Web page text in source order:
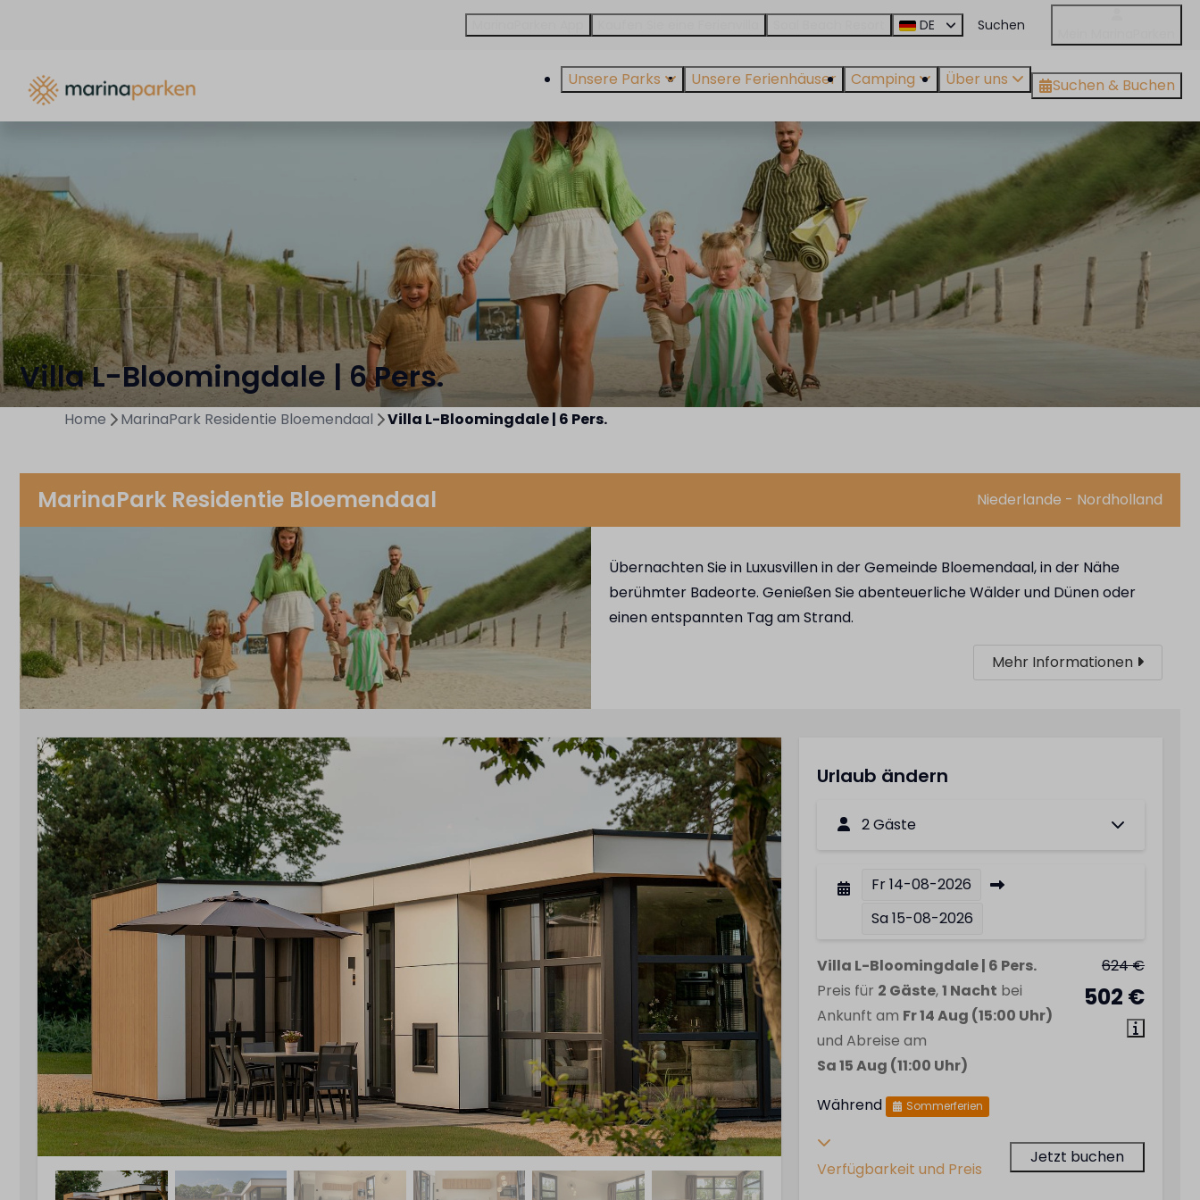
DE
Unsere Parks Unsere Ferienhäuser Camping Über uns Suchen & Buchen
Villa L-Bloomingdale | 6 Pers.
Home MarinaPark Residentie Bloemendaal Villa L-Bloomingdale | 6 Pers.
MarinaPark Residentie Bloemendaal Niederlande - Nordholland
Übernachten Sie in Luxusvillen in der Gemeinde Bloemendaal, in der Nähe
berühmter Badeorte. Genießen Sie abenteuerliche Wälder und Dünen oder
einen entspannten Tag am Strand.
Mehr Informationen
Urlaub ändern
2 Gäste
Fr14-08-2026
Sa15-08-2026
624 €
502 €
Villa L-Bloomingdale | 6 Pers.
Preis für 2 Gäste,1 Nacht bei
Ankunft am Fr 14 Aug (15:00 Uhr)
und Abreise am
Sa 15 Aug (11:00 Uhr)
Während
Sommerferien
Verfügbarkeit und Preis
Jetzt buchen